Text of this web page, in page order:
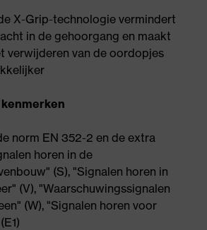
X-Grip-technologie vermindert
in de gehoorgang en maakt
verwijderen van de oordopjes
norm EN 352-2 en de extra
horen in de
(S), "Signalen horen in
(V), "Waarschuwingssignalen
(W), "Signalen horen voor